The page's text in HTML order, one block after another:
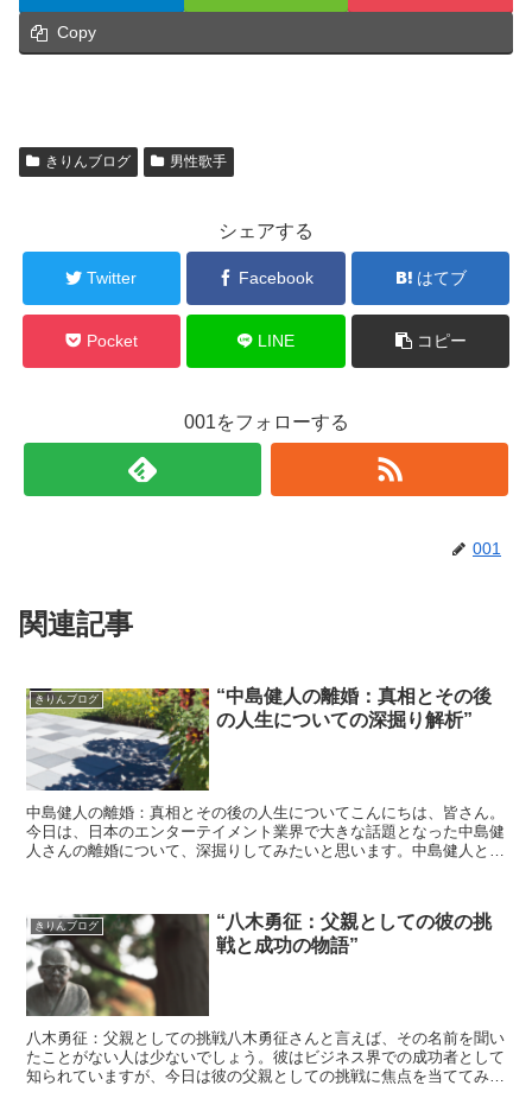
Copy
きりんブログ 男性歌手
シェアする
Twitter Facebook はてブ
Pocket LINE コピー
001をフォローする
001
関連記事
きりんブログ
“中島健人の離婚：真相とその後
の人生についての深掘り解析”
中島健人の離婚：真相とその後の人生についてこんにちは、皆さん。
今日は、日本のエンターテイメント業界で大きな話題となった中島健
人さんの離婚について、深掘りしてみたいと思います。中島健人と
きりんブログ
“八木勇征：父親としての彼の挑
戦と成功の物語”
八木勇征：父親としての挑戦八木勇征さんと言えば、その名前を聞い
たことがない人は少ないでしょう。彼はビジネス界での成功者として
知られていますが、今日は彼の父親としての挑戦に焦点を当ててみた